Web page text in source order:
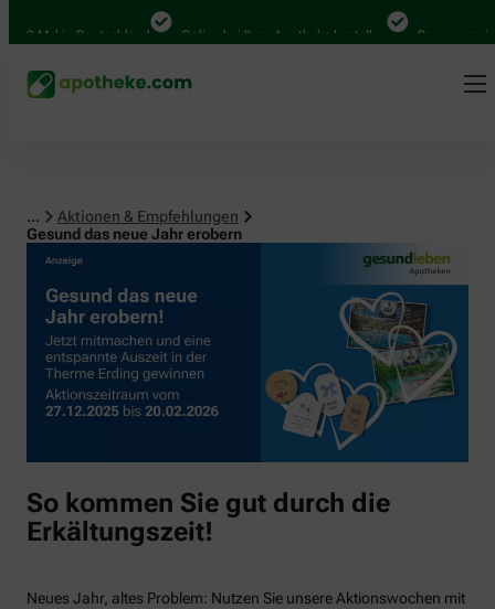
in Deutschland Online bei Ihrer Apotheke bestellen Bequem
...
Aktionen & Empfehlungen
Gesund das neue Jahr erobern
So kommen Sie gut durch die
Erkältungszeit!
Neues Jahr, altes Problem: Nutzen Sie unsere Aktionswochen mit